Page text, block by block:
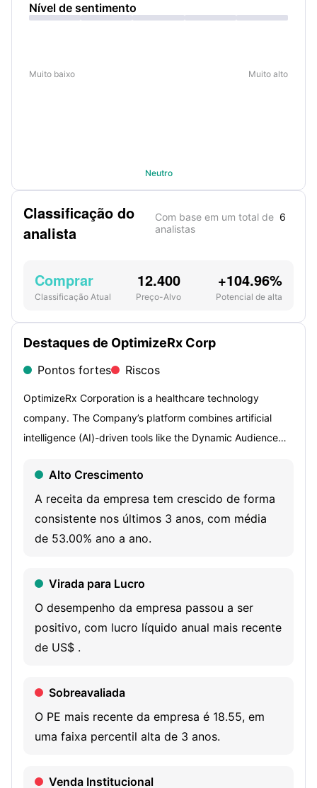
Nível de sentimento
Muito baixo Muito alto
Neutro
Destaques de OptimizeRx Corp
Pontos fortes Riscos
OptimizeRx Corporation is a healthcare technology
company. The Company’s platform combines artificial
intelligence (AI)-driven tools like the Dynamic Audience
Targeting (MNT) to deliver timely, relevant, and hyper-
local engagement. Its DAAP generates dynamic
audiences with predictive analytics via machine learning
methods. MNT creates consumer audiences using a
Execution, Pharmacy Alerts, and Financial Messaging. Its
Financial Messaging provides prescribers visibility to
branded copay offers for patients directly within their
prescribing (ERx) platforms. Its platform consists of a
unified data intelligence technology stack, multiple cloud-
based data warehouses, and in-house applications and
Alto Crescimento
A receita da empresa tem crescido de forma
consistente nos últimos 3 anos, com média
de 53.00% ano a ano.
Virada para Lucro
O desempenho da empresa passou a ser
positivo, com lucro líquido anual mais recente
de US$ .
Sobreavaliada
O PE mais recente da empresa é 18.55, em
uma faixa percentil alta de 3 anos.
Venda Institucional
Classificação do
analista
Com base em um total de 6
analistas
Comprar
Classificação Atual
12.400
Preço-Alvo
+104.96%
Potencial de alta